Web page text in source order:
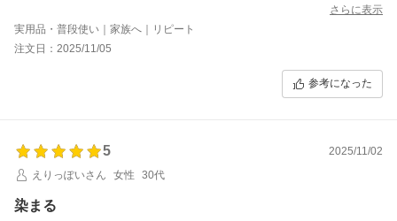
さらに表示
実用品・普段使い｜家族へ｜リピート
注文日：2025/11/05
参考になった
5
2025/11/02
えりっぽいさん
女性 30代
染まる